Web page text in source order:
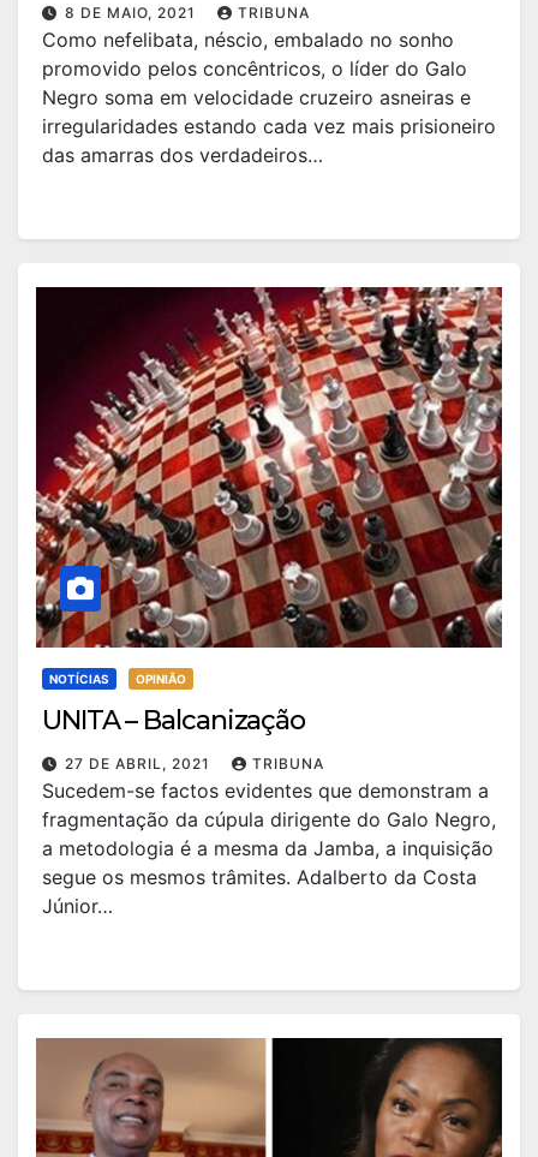
8 DE MAIO, 2021 TRIBUNA
Como nefelibata, néscio, embalado no sonho
promovido pelos concêntricos, o líder do Galo
Negro soma em velocidade cruzeiro asneiras e
irregularidades estando cada vez mais prisioneiro
das amarras dos verdadeiros…
NOTÍCIAS OPINIÃO
UNITA – Balcanização
27 DE ABRIL, 2021 TRIBUNA
Sucedem-se factos evidentes que demonstram a
fragmentação da cúpula dirigente do Galo Negro,
a metodologia é a mesma da Jamba, a inquisição
segue os mesmos trâmites. Adalberto da Costa
Júnior…